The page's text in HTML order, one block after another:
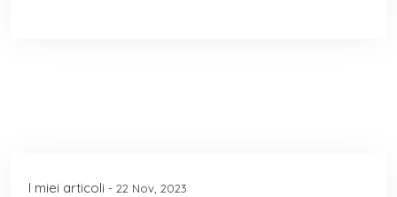
I miei articoli - 22 Nov, 2023